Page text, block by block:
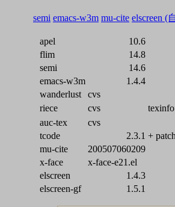
semi emacs-w3m mu-cite elscreen (
apel
10.6
flim
14.8
semi
14.6
emacs-w3m
1.4.4
wanderlust
cvs
riece
cvs
auc-tex
cvs
tcode
2.3.1 +
mu-cite
200507060209
x-face
x-face-e21.el
elscreen
1.4.3
elscreen-gf
1.5.1